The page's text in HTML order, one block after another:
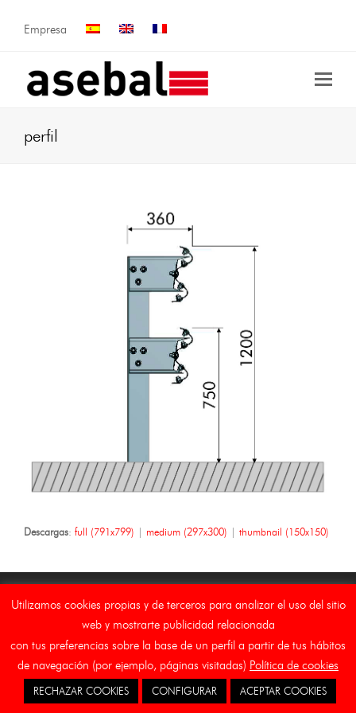
Empresa
perfil
Descargas: full (791x799) | medium (297x300) | thumbnail (150x150)
Copyright Asebal (Auxiliar de Señalizaciones y Balizamientos,
S.L.)
Inicio
Aviso Legal Canal Etico Cookies
Utilizamos cookies propias y de terceros para analizar el uso del sitio
web y mostrarte publicidad relacionada
con tus preferencias sobre la base de un perfil a partir de tus hábitos
de navegación (por ejemplo, páginas visitadas) Política de cookies
RECHAZAR COOKIES CONFIGURAR ACEPTAR COOKIES